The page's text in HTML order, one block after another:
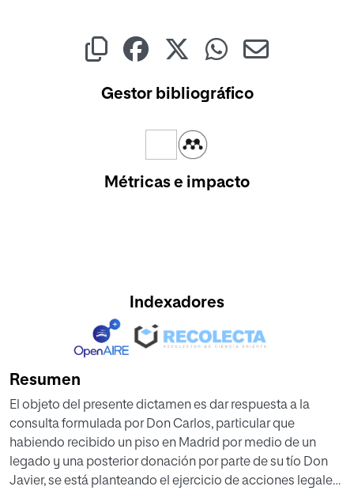
Gestor bibliográfico
Métricas e impacto
Indexadores
Resumen
El objeto del presente dictamen es dar respuesta a la
consulta formulada por Don Carlos, particular que
habiendo recibido un piso en Madrid por medio de un
legado y una posterior donación por parte de su tío Don
Javier, se está planteando el ejercicio de acciones legales